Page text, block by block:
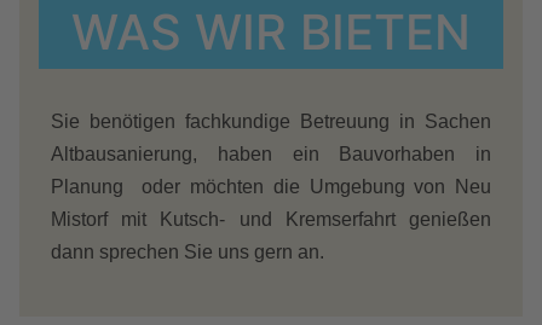
WAS WIR BIETEN
Sie benötigen fachkundige Betreuung in Sachen
Altbausanierung, haben ein Bauvorhaben in
Planung oder möchten die Umgebung von Neu
Mistorf mit Kutsch- und Kremserfahrt genießen
dann sprechen Sie uns gern an.